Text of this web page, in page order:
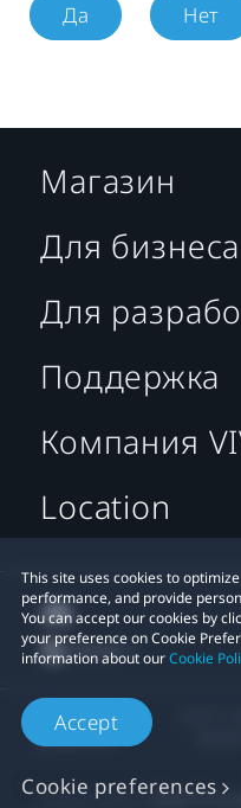
Да Нет
This site uses cookies to
performance, and provide
You can accept our cookies by
your preference on Cookie
information about ourCookie
Accept
Cookie preferences
Магазин
Для бизнеса
Для
Поддержка
Компания
Location
Privacy Contact:Global-